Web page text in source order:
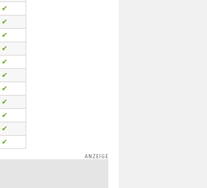
✔
✔
✔
✔
✔
✔
✔
✔
✔
✔
✔